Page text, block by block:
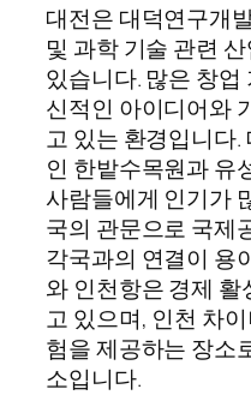
대전은 대덕연구개
및 과학 기술 관련
있습니다. 많은 창업
신적인 아이디어와
고 있는 환경입니다
인 한밭수목원과 유
사람들에게 인기가
국의 관문으로 국제
각국과의 연결이 용
와 인천항은 경제
고 있으며, 인천 차
험을 제공하는 장소
소입니다.